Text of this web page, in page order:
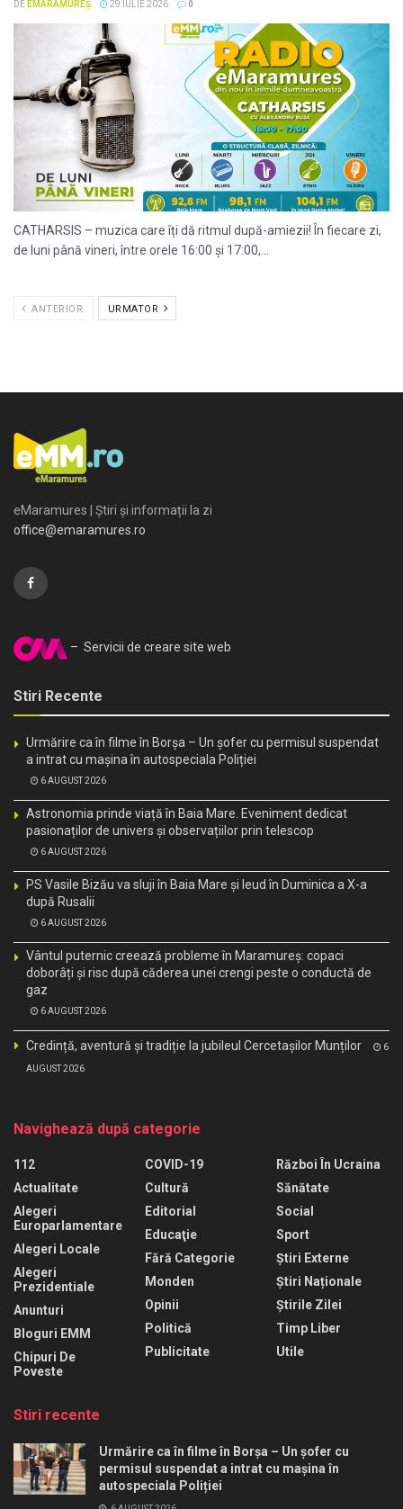
DE EMARAMUREȘ 29 IULIE 2026 0
CATHARSIS – muzica care îți dă ritmul după-amiezii! În fiecare zi,
de luni până vineri, între orele 16:00 și 17:00,...
ANTERIOR URMATOR
eMaramures | Știri și informații la zi
office@emaramures.ro
– Servicii de creare site web
Stiri Recente
Urmărire ca în filme în Borșa – Un șofer cu permisul suspendat
a intrat cu mașina în autospeciala Poliției
6 AUGUST 2026
Astronomia prinde viață în Baia Mare. Eveniment dedicat
pasionaților de univers și observațiilor prin telescop
6 AUGUST 2026
PS Vasile Bizău va sluji în Baia Mare și Ieud în Duminica a X-a
după Rusalii
6 AUGUST 2026
Vântul puternic creează probleme în Maramureș: copaci
doborâți și risc după căderea unei crengi peste o conductă de
gaz
6 AUGUST 2026
Credință, aventură și tradiție la jubileul Cercetașilor Munților 6
AUGUST 2026
Navighează după categorie
112
Actualitate
Alegeri
Europarlamentare
Alegeri Locale
Alegeri
Prezidentiale
Anunturi
Bloguri EMM
Chipuri De
Poveste
COVID-19
Cultură
Editorial
Educaţie
Fără Categorie
Monden
Opinii
Politică
Publicitate
Război În Ucraina
Sănătate
Social
Sport
Știri Externe
Știri Naționale
Știrile Zilei
Timp Liber
Utile
Stiri recente
Urmărire ca în filme în Borșa – Un șofer cu
permisul suspendat a intrat cu mașina în
autospeciala Poliției